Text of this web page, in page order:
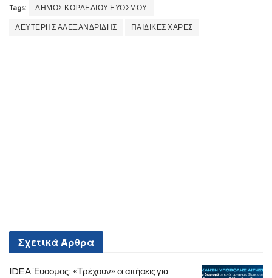
Tags:
ΔΗΜΟΣ ΚΟΡΔΕΛΙΟΥ ΕΥΟΣΜΟΥ
ΛΕΥΤΕΡΗΣ ΑΛΕΞΑΝΔΡΙΔΗΣ
ΠΑΙΔΙΚΕΣ ΧΑΡΕΣ
ΣχετικάΆρθρα
IDEA Έυοσμος: «Τρέχουν» οι αιτήσεις για